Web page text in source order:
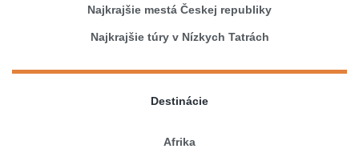
Najkrajšie mestá Českej republiky
Najkrajšie túry v Nízkych Tatrách
Destinácie
Afrika